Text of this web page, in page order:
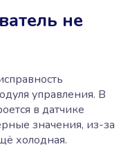
не
управления. В
в датчике
значения, из-за
холодная.